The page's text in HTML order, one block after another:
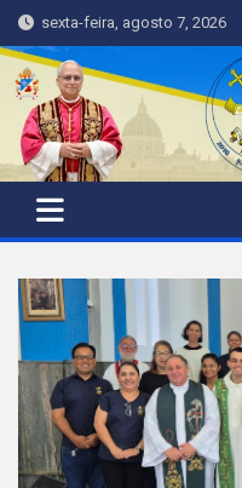
Skip
to
content
sexta-feira, agosto 7, 2026